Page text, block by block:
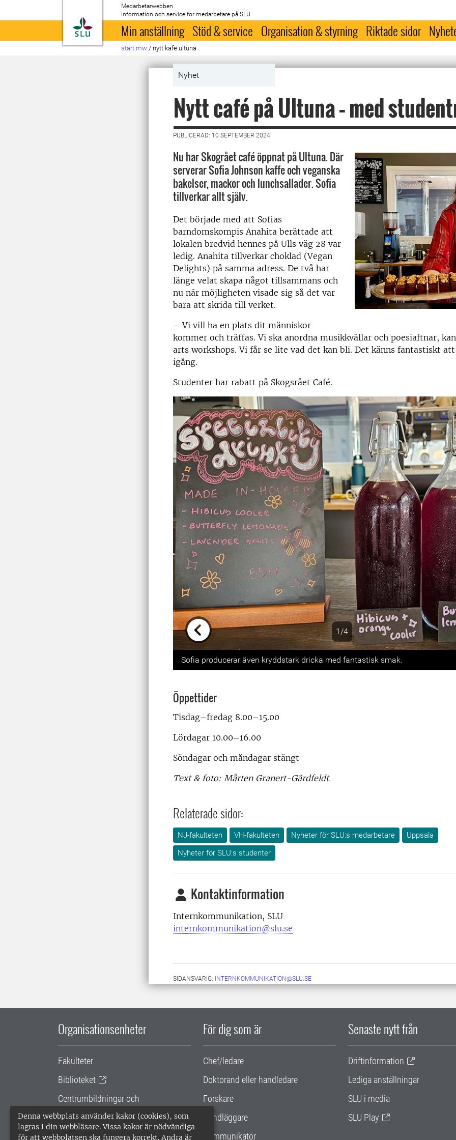
Denna webbplats använder kakor (cookies), som
lagras i din webbläsare. Vissa kakor är nödvändiga
för att webbplatsen ska fungera korrekt. Andra är
Till startsida
Medarbetarwebben
Information och service för medarbetare på SLU
Min anställning Stöd & service Organisation & styrning Riktade sidor
start mw / nytt kafe ultuna
Nyhet
Nytt café på Ultuna – med
PUBLICERAD: 10 SEPTEMBER 2024
Nu har Skogrået café öppnat på Ultuna. Där
serverar Sofia Johnson kaffe och veganska
bakelser, mackor och lunchsallader. Sofia
tillverkar allt själv.
Det började med att Sofias
barndomskompis Anahita berättade att
lokalen bredvid hennes på Ulls väg 28 var
ledig. Anahita tillverkar choklad (Vegan
Delights) på samma adress. De två har
länge velat skapa något tillsammans och
nu när möjligheten visade sig så det var
bara att skrida till verket.
– Vi vill ha en plats dit människor
kommer och träffas. Vi ska anordna musikkvällar och poesiaftnar,
arts workshops. Vi får se lite vad det kan bli. Det känns fantastiskt
igång.
Studenter har rabatt på Skogsrået Café.
1/4
Previous
Sofia producerar även kryddstark dricka med fantastisk smak.
Öppettider
Tisdag–fredag 8.00–15.00
Lördagar 10.00–16.00
Söndagar och måndagar stängt
Text & foto: Mårten Granert-Gärdfeldt.
Relaterade sidor:
NJ-fakulteten VH-fakulteten Nyheter för SLU:s medarbetare
Uppsala
Nyheter för SLU:s studenter
Kontaktinformation
Internkommunikation, SLU
internkommunikation@slu.se
SIDANSVARIG: INTERNKOMMUNIKATION@SLU.SE
Organisationsenheter
Fakulteter
Biblioteket
Centrumbildningar och
samarbetsprojekt
Gemensamma verksamhetsstödet
För dig som är
Chef/ledare
Doktorand eller handledare
Forskare
Handläggare
Kommunikatör
Senaste nytt från
Driftinformation
Lediga anställningar
SLU i media
SLU Play